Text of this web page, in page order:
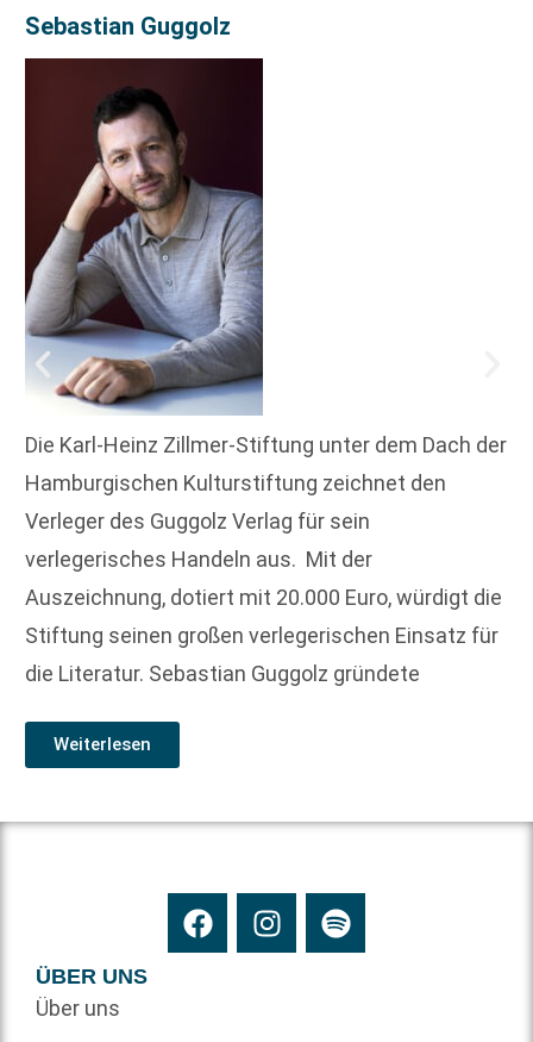
Sebastian Guggolz
Die Karl-Heinz Zillmer-Stiftung unter dem Dach der
Hamburgischen Kulturstiftung zeichnet den
Verleger des Guggolz Verlag für sein
verlegerisches Handeln aus. Mit der
Auszeichnung, dotiert mit 20.000 Euro, würdigt die
Stiftung seinen großen verlegerischen Einsatz für
die Literatur. Sebastian Guggolz gründete
Weiterlesen
ÜBER UNS
Über uns